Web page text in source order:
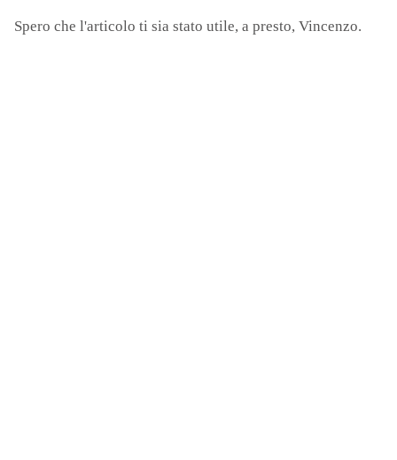
Spero che l'articolo ti sia stato utile, a presto, Vincenzo.